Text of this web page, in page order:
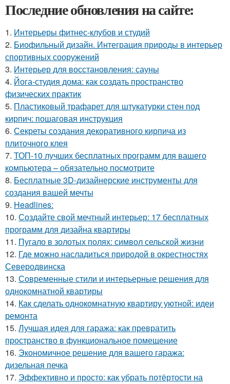
Последние обновления на сайте:
1. Интерьеры фитнес-клубов и студий
2. Биофильный дизайн. Интеграция природы в интерьер
спортивных сооружений
3. Интерьер для восстановления: сауны
4. Йога-студия дома: как создать пространство
физических практик
5. Пластиковый трафарет для штукатурки стен под
кирпич: пошаговая инструкция
6. Секреты создания декоративного кирпича из
плиточного клея
7. ТОП-10 лучших бесплатных программ для вашего
компьютера – обязательно посмотрите
8. Бесплатные 3D-дизайнерские инструменты для
создания вашей мечты
9. Headlines:
10. Создайте свой мечтный интерьер: 17 бесплатных
программ для дизайна квартиры
11. Пугало в золотых полях: символ сельской жизни
12. Где можно насладиться природой в окрестностях
Северодвинска
13. Современные стили и интерьерные решения для
однокомнатной квартиры
14. Как сделать однокомнатную квартиру уютной: идеи
ремонта
15. Лучшая идея для гаража: как превратить
пространство в функциональное помещение
16. Экономичное решение для вашего гаража:
дизельная печка
17. Эффективно и просто: как убрать потёртости на